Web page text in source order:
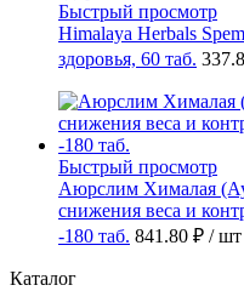
Быстрый просмотр
Himalaya Herbals
здоровья, 60 таб.
Быстрый просмотр
Аюрслим Хималая
снижения веса и
-180 таб. 841.80 ₽ / шт
Каталог